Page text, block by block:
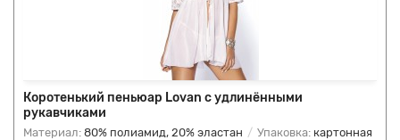
Коротенький пеньюар Lovan с удлинёнными
рукавчиками
Материал: 80% полиамид, 20% эластан Упаковка: картонная